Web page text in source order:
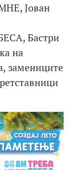
Јован
Бастри
на
замениците